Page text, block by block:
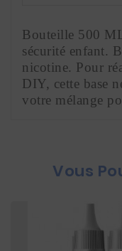
Bouteille 500
sécurité enfant.
nicotine. Pour
DIY, cette base
votre mélange
Vous